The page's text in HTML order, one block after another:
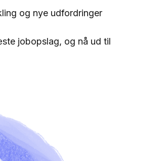
og nye udfordringer
jobopslag, og nå ud til